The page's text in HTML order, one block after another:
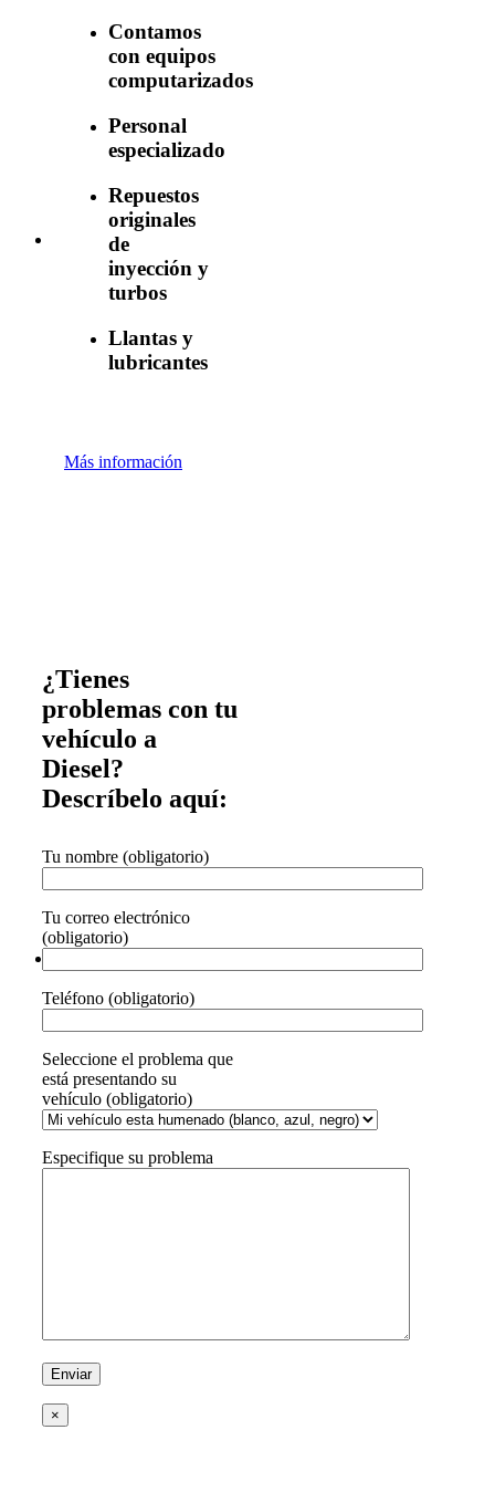
Contamos
con equipos
computarizados
Personal
especializado
Repuestos
originales
de
inyección y
turbos
Llantas y
lubricantes
Más información
¿Tienes
problemas con tu
vehículo a
Diesel?
Descríbelo aquí:
Tu nombre (obligatorio)
Tu correo electrónico
(obligatorio)
Teléfono (obligatorio)
Seleccione el problema que
está presentando su
vehículo (obligatorio)
Especifique su problema
×